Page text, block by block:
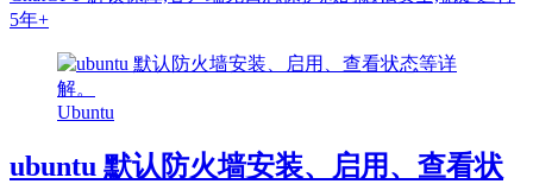
Ubuntu
ubuntu 默认防火墙安装、启用、查看状